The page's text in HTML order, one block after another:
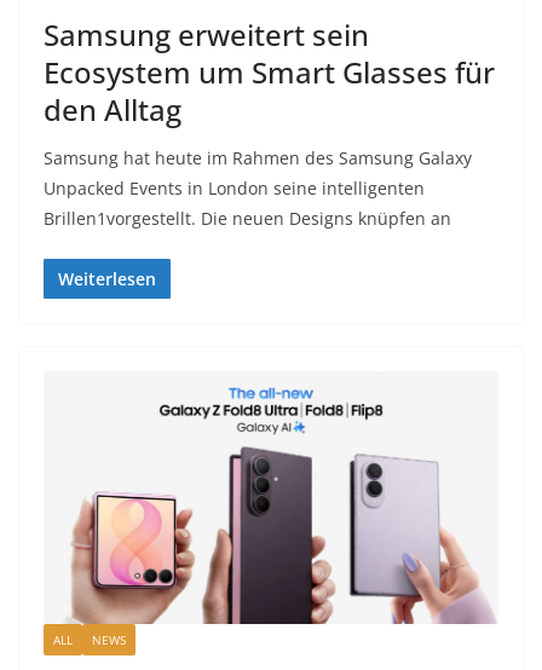
Samsung erweitert sein
Ecosystem um Smart Glasses für
den Alltag
Samsung hat heute im Rahmen des Samsung Galaxy
Unpacked Events in London seine intelligenten
Brillen1vorgestellt. Die neuen Designs knüpfen an
Weiterlesen
ALL NEWS